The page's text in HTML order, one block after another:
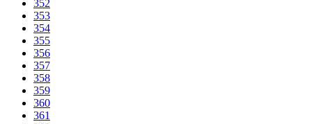
352
353
354
355
356
357
358
359
360
361